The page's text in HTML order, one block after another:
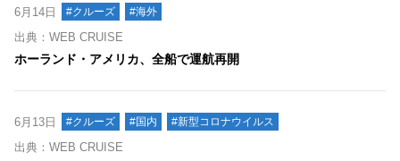
6月14日 #クルーズ #海外
出典：WEB CRUISE
ホーランド・アメリカ、全船で運航再開
6月13日 #クルーズ #国内 #新型コロナウイルス
出典：WEB CRUISE